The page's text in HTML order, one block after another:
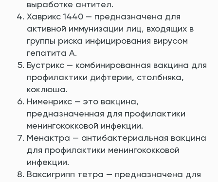
выработке антител.
Хаврикс 1440 — предназначена для
активной иммунизации лиц, входящих в
группы риска инфицирования вирусом
гепатита А.
Бустрикс — комбинированная вакцина для
профилактики дифтерии, столбняка,
коклюша.
Нименрикс — это вакцина,
предназначенная для профилактики
менингококковой инфекции.
Менактра — антибактериальная вакцина
для профилактики менингококковой
инфекции.
Ваксигрипп тетра — предназначена для